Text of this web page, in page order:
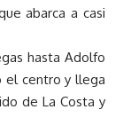
abarca a casi
hasta Adolfo
el centro y llega
de La Costa y